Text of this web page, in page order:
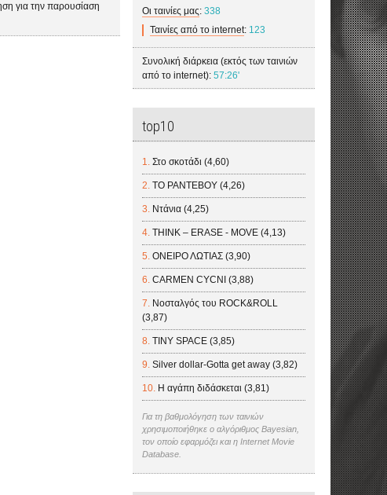
για την παρουσίαση
Οι ταινίες μας:338
Ταινίες από το internet: 123
Συνολική διάρκεια (εκτός των ταινιών
από το internet):57:26'
top10
Στο σκοτάδι (4,60)
ΤΟ ΡΑΝΤΕΒΟΥ (4,26)
Ντάνια (4,25)
THINK – ERASE - MOVE (4,13)
ΟΝΕΙΡΟ ΛΩΤΙΑΣ (3,90)
CARMEN CYCNI (3,88)
Νοσταλγός του ROCK&ROLL
(3,87)
TINY SPACE (3,85)
Silver dollar-Gotta get away (3,82)
Η αγάπη διδάσκεται (3,81)
Για τη βαθμολόγηση των ταινιών
χρησιμοποιήθηκε ο αλγόριθμος Bayesian,
τον οποίο εφαρμόζει και η Internet Movie
Database.